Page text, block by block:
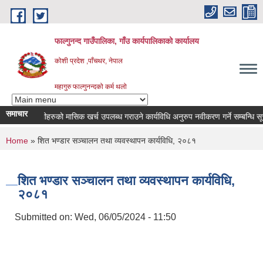
Skip to main content
फाल्गुनन्द गाउँपालिका, गाँउ कार्यपालिकाको कार्यालय
कोशी प्रदेश ,पाँचथर, नेपाल
महागुरु फाल्गुनन्दको कर्म थलो
समाचारविरामीहरुको मासिक खर्च उपलब्ध गराउने कार्यविधि अनुरुप नवीकरण गर्ने सम्बन्धि सूचना
You are here
Home » शित भण्डार सञ्चालन तथा व्यवस्थापन कार्यविधि, २०८१
शित भण्डार सञ्चालन तथा व्यवस्थापन कार्यविधि,
२०८१
Submitted on: Wed, 06/05/2024 - 11:50